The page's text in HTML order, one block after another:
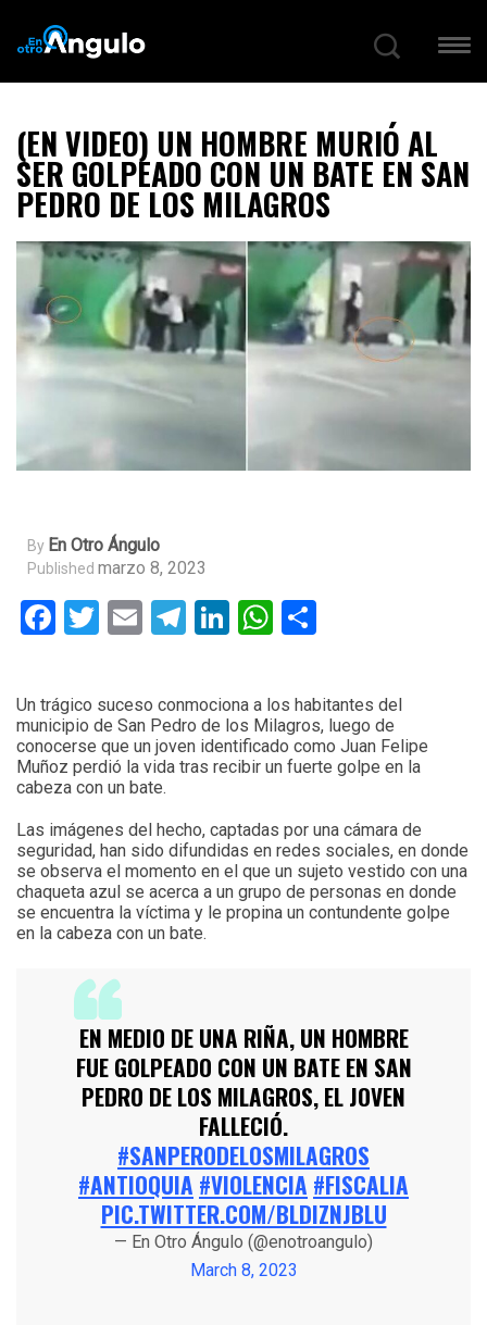
(EN VIDEO) UN HOMBRE MURIÓ AL
SER GOLPEADO CON UN BATE EN SAN
PEDRO DE LOS MILAGROS
By En Otro Ángulo
Published marzo 8, 2023
Facebook
Twitter
EmailTelegram
LinkedIn
WhatsApp
Un trágico suceso conmociona a los habitantes del
municipio de San Pedro de los Milagros, luego de
conocerse que un joven identificado como Juan Felipe
Muñoz perdió la vida tras recibir un fuerte golpe en la
cabeza con un bate.
Las imágenes del hecho, captadas por una cámara de
seguridad, han sido difundidas en redes sociales, en donde
se observa el momento en el que un sujeto vestido con una
chaqueta azul se acerca a un grupo de personas en donde
se encuentra la víctima y le propina un contundente golpe
en la cabeza con un bate.
EN MEDIO DE UNA RIÑA, UN HOMBRE
FUE GOLPEADO CON UN BATE EN SAN
PEDRO DE LOS MILAGROS, EL JOVEN
FALLECIÓ.
#SANPERODELOSMILAGROS
#ANTIOQUIA #VIOLENCIA #FISCALIA
PIC.TWITTER.COM/BLDIZNJBLU
— En Otro Ángulo (@enotroangulo)
March 8, 2023